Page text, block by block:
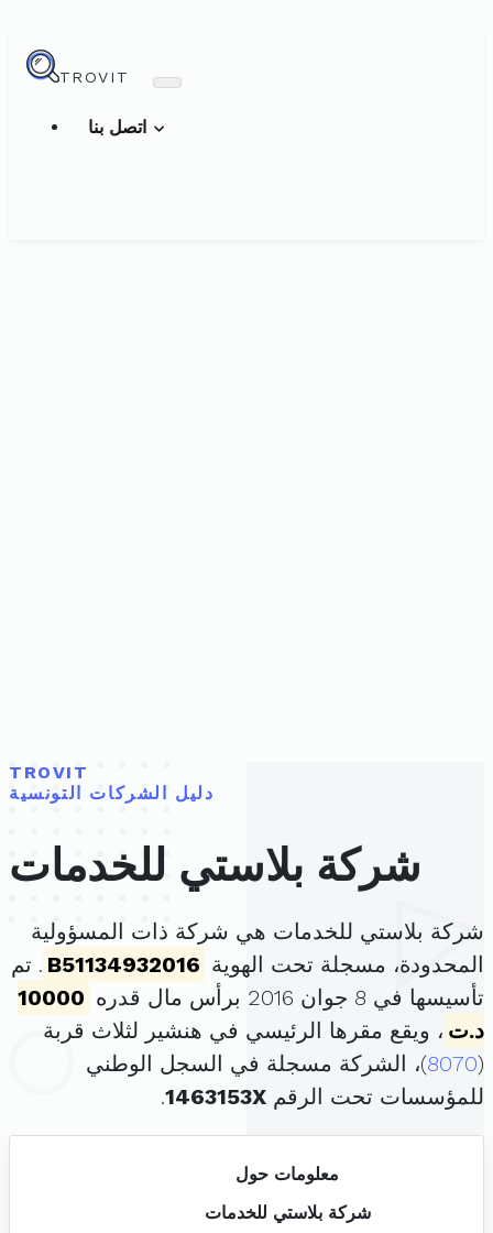
TROVIT
TROVIT
دليل الشركات التونسية
شركة بلاستي للخدمات
شركة بلاستي للخدمات هي شركة ذات المسؤولية
المحدودة، مسجلة تحت الهوية B51134932016 . تم
تأسيسها في 8 جوان 2016 برأس مال قدره
10000
د.ت ، ويقع مقرها الرئيسي في هنشير لثلاث قربة
(
8070)، الشركة مسجلة في السجل الوطني
للمؤسسات تحت الرقم 1463153X
.
معلومات حول
شركة بلاستي للخدمات